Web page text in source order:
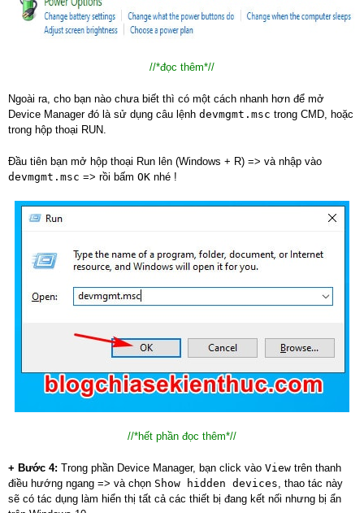
//*đọc thêm*//
Ngoài ra, cho bạn nào chưa biết thì có một cách nhanh hơn để mở
Device Manager đó là sử dụng câu lệnh devmgmt.msc trong CMD, hoặc
trong hộp thoại RUN.
Đầu tiên bạn mở hộp thoại Run lên (Windows + R) => và nhập vào
devmgmt.msc => rồi bấm OK nhé !
//*hết phần đọc thêm*//
+ Bước 4: Trong phần Device Manager, bạn click vào View trên thanh
điều hướng ngang => và chọn Show hidden devices , thao tác này
sẽ có tác dụng làm hiển thị tất cả các thiết bị đang kết nối nhưng bị ẩn